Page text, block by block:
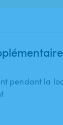
pendant la